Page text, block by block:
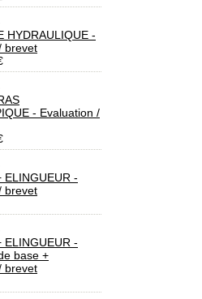
HYDRAULIQUE -
brevet
- Evaluation /
ELINGUEUR -
brevet
ELINGUEUR -
base +
brevet